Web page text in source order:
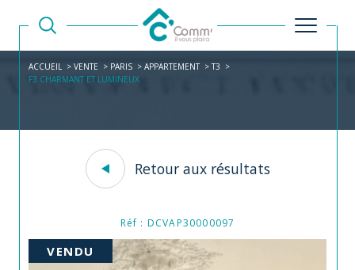
ACCUEIL VENTE PARIS APPARTEMENT
T3
F3 CHARMANT ET LUMINEUX
Retour aux résultats
Réf : DCVAP30000097
VENDU